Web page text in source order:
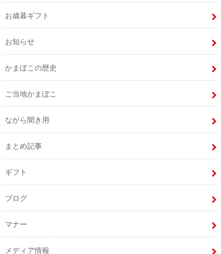
お歳暮ギフト
お知らせ
かまぼこの歴史
ご当地かまぼこ
ながら聞き用
まとめ記事
ギフト
ブログ
マナー
メディア情報